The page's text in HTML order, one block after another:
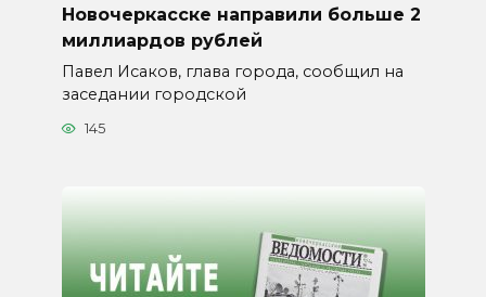
Новочеркасске направили больше 2
миллиардов рублей
Павел Исаков, глава города, сообщил на
заседании городской
145